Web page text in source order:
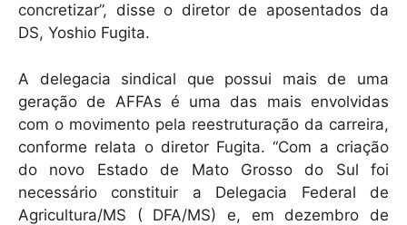
concretizar”, disse o diretor de aposentados da
DS, Yoshio Fugita.
A delegacia sindical que possui mais de uma
geração de AFFAs é uma das mais envolvidas
com o movimento pela reestruturação da carreira,
conforme relata o diretor Fugita. “Com a criação
do novo Estado de Mato Grosso do Sul foi
necessário constituir a Delegacia Federal de
Agricultura/MS ( DFA/MS) e, em dezembro de